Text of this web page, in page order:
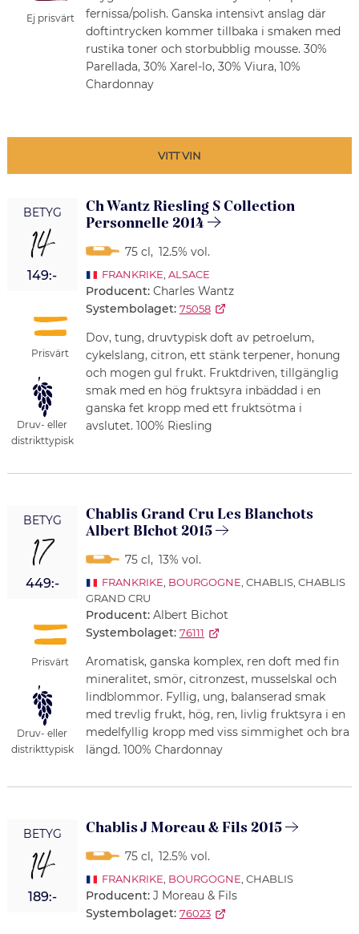
Ej prisvärt
fernissa/polish. Ganska intensivt anslag där
doftintrycken kommer tillbaka i smaken med
rustika toner och storbubblig mousse. 30%
Parellada, 30% Xarel-lo, 30% Viura, 10%
Chardonnay
VITT VIN
BETYG
14
149:-
Prisvärt
Druv- eller
distrikttypisk
Ch Wantz Riesling S Collection
Personnelle 2014
75 cl, 12.5% vol.
FRANKRIKE ALSACE
Producent: Charles Wantz
Systembolaget: 75058
Dov, tung, druvtypisk doft av petroelum,
cykelslang, citron, ett stänk terpener, honung
och mogen gul frukt. Fruktdriven, tillgänglig
smak med en hög fruktsyra inbäddad i en
ganska fet kropp med ett fruktsötma i
avslutet. 100% Riesling
BETYG
17
449:-
Prisvärt
Druv- eller
distrikttypisk
Chablis Grand Cru Les Blanchots
Albert BIchot 2015
75 cl, 13% vol.
FRANKRIKE BOURGOGNE , CHABLIS, CHABLIS
GRAND CRU
Producent: Albert Bichot
Systembolaget: 76111
Aromatisk, ganska komplex, ren doft med fin
mineralitet, smör, citronzest, musselskal och
lindblommor. Fyllig, ung, balanserad smak
med trevlig frukt, hög, ren, livlig fruktsyra i en
medelfyllig kropp med viss simmighet och bra
längd. 100% Chardonnay
BETYG
14
189:-
Chablis J Moreau & Fils 2015
75 cl, 12.5% vol.
FRANKRIKE BOURGOGNE , CHABLIS
Producent: J Moreau & Fils
Systembolaget: 76023